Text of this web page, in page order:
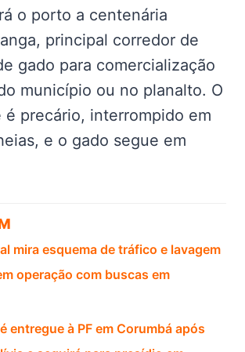
o porto a centenária
principal corredor de
gado para comercialização
município ou no planalto. O
é precário, interrompido em
e o gado segue em
mira esquema de tráfico e lavagem
operação com buscas em
entregue à PF em Corumbá após